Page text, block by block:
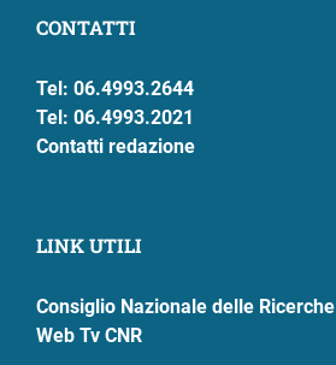
CONTATTI
Tel: 06.4993.2644
Tel: 06.4993.2021
Contatti redazione
LINK UTILI
Consiglio Nazionale delle Ricerche
Web Tv CNR